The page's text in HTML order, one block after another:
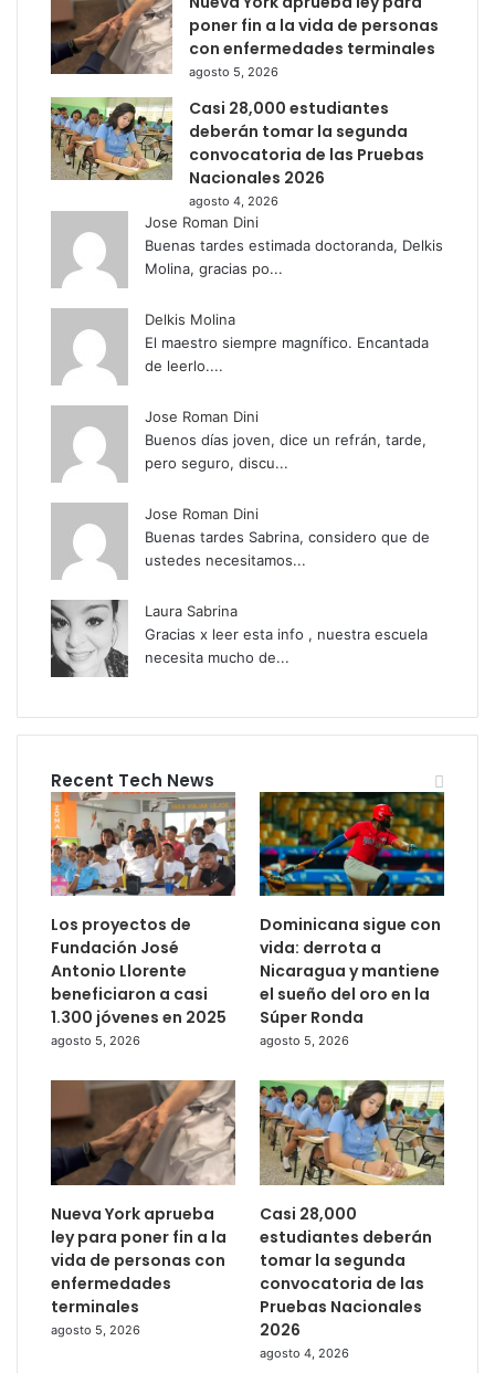
poner fin a la vida de personas
con enfermedades terminales
agosto 5, 2026
Casi 28,000 estudiantes
deberán tomar la segunda
convocatoria de las Pruebas
Nacionales 2026
agosto 4, 2026
Jose Roman Dini
Buenas tardes estimada doctoranda, Delkis
Molina, gracias po...
Delkis Molina
El maestro siempre magnífico. Encantada
de leerlo....
Jose Roman Dini
Buenos días joven, dice un refrán, tarde,
pero seguro, discu...
Jose Roman Dini
Buenas tardes Sabrina, considero que de
ustedes necesitamos...
Laura Sabrina
Gracias x leer esta info , nuestra escuela
necesita mucho de...
Recent Tech News
Los proyectos de
Fundación José
Antonio Llorente
beneficiaron a casi
1.300 jóvenes en 2025
agosto 5, 2026
Dominicana sigue con
vida: derrota a
Nicaragua y mantiene
el sueño del oro en la
Súper Ronda
agosto 5, 2026
Nueva York aprueba
ley para poner fin a la
vida de personas con
enfermedades
terminales
agosto 5, 2026
Casi 28,000
estudiantes deberán
tomar la segunda
convocatoria de las
Pruebas Nacionales
2026
agosto 4, 2026